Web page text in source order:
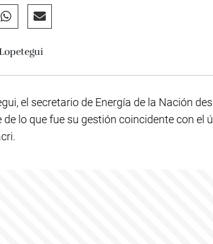
el secretario de Energía de la Nación
de lo que fue su gestión coincidente con el